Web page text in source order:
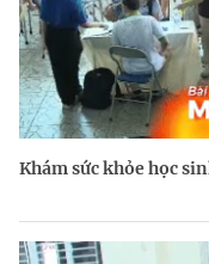
Khám sức khỏe học